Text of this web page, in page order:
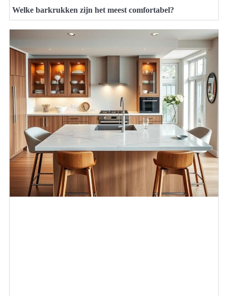
Welke barkrukken zijn het meest comfortabel?